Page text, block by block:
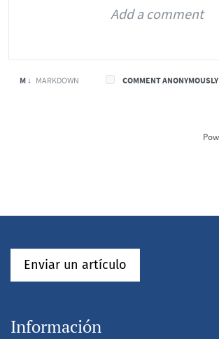
COMMENT ANONYMOUSLY
M ↓ MARKDOWN
Enviar un artículo
Información